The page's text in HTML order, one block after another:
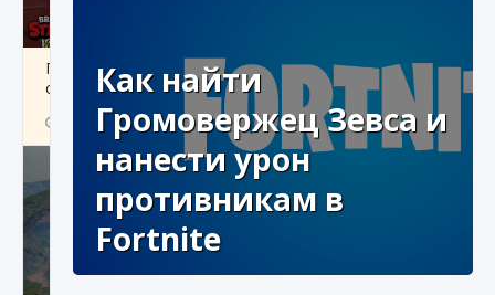
Подробное руководство по получению
самоцветов Brawl Stars
10 августа 2024 2 685 1
Как найти
Громовержец Зевса и
нанести урон
противникам в
Fortnite